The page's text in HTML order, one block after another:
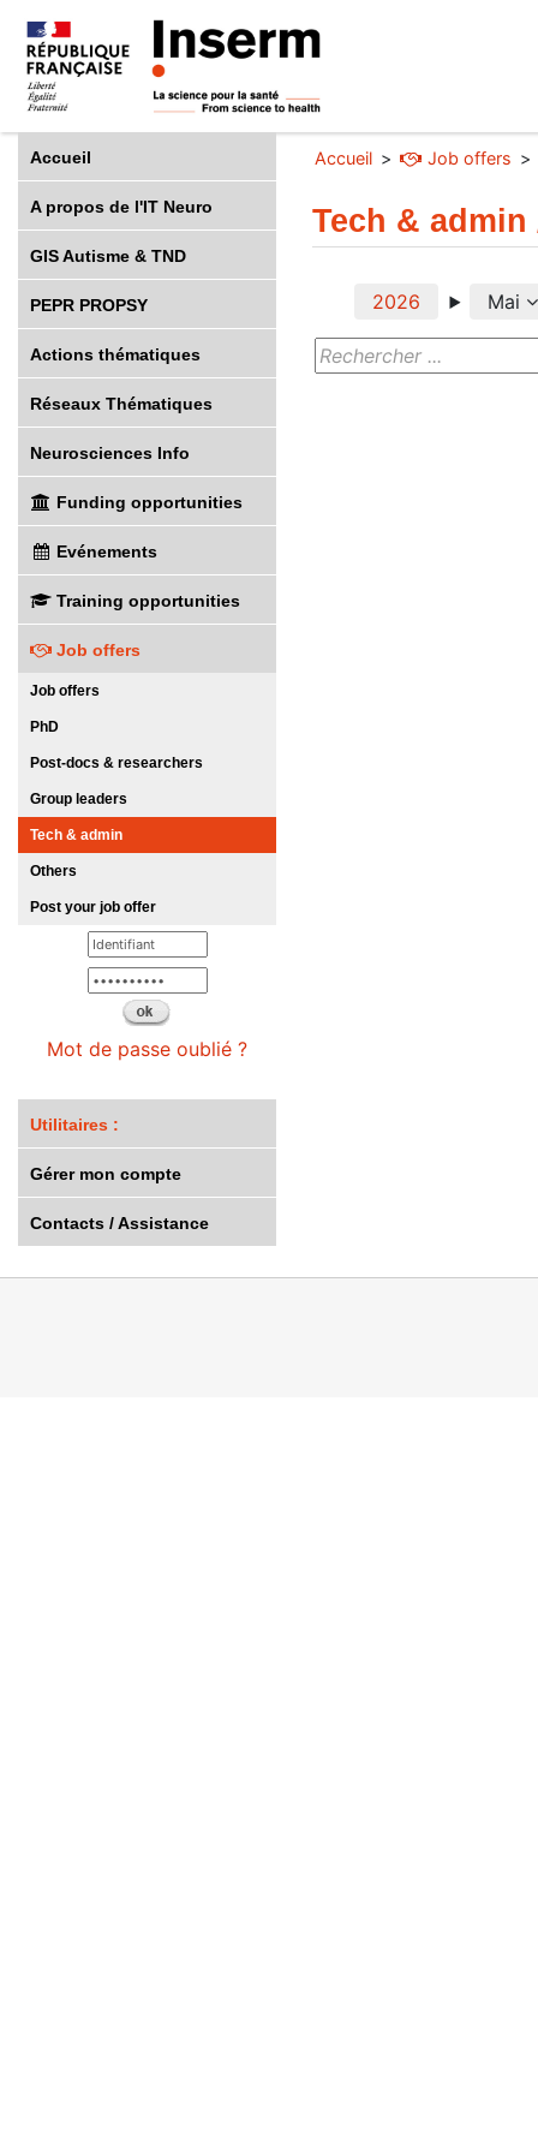
Accueil
A propos de l'IT Neuro
GIS Autisme & TND
PEPR PROPSY
Actions thématiques
Réseaux Thématiques
Neurosciences Info
Funding opportunities
Evénements
Training opportunities
Job offers
Job offers
PhD
Post-docs & researchers
Group leaders
Tech & admin
Others
Post your job offer
Mot de passe oublié ?
Utilitaires :
Gérer mon compte
Contacts / Assistance
Accueil Job offers
Tech & admin
2026 Mai